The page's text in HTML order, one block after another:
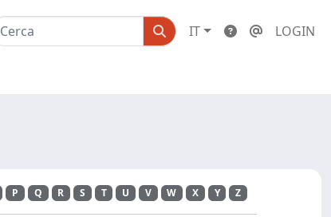
IT LOGIN
P Q R S T U V W X Y Z